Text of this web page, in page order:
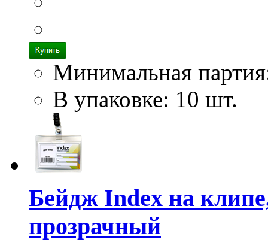
Минимальная
В упаковке: 10 шт.
Бейдж Index на
прозрачный